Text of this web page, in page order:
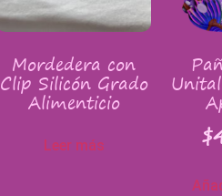
Mordedera con
Clip Silicón Grado
Alimenticio
Leer más $